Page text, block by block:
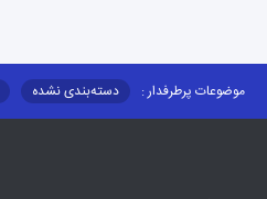
موضوعات پرطرفدار : دسته‌بندی نشده